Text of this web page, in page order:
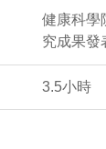
健康科學
究成果發
3.5小時